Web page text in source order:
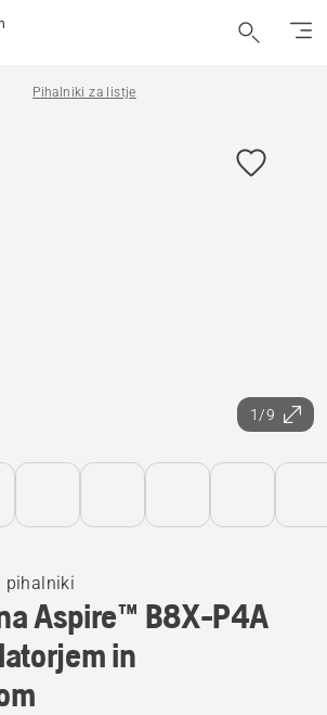
Pihalniki za listje
1/9
pihalniki
Aspire™ B8X-P4A
in